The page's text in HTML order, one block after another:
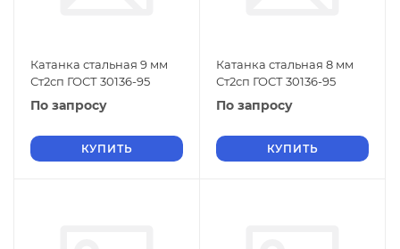
Катанка стальная 9 мм
Ст2сп ГОСТ 30136-95
По запросу
КУПИТЬ
Катанка стальная 8 мм
Ст2сп ГОСТ 30136-95
По запросу
КУПИТЬ